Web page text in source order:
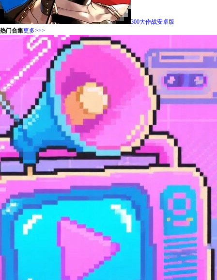
300大作战安卓版
热门合集更多>>>